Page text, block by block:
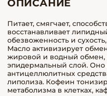
ОПИСАНИЕ
Питает, смягчает,
восстанавливает
обезвоженность и
Масло активизирует
жировой и водный обмен,
эпидермальный слой. Оно
антицеллюлитных
липолиза. Кофеин
метаболизма в клетках,